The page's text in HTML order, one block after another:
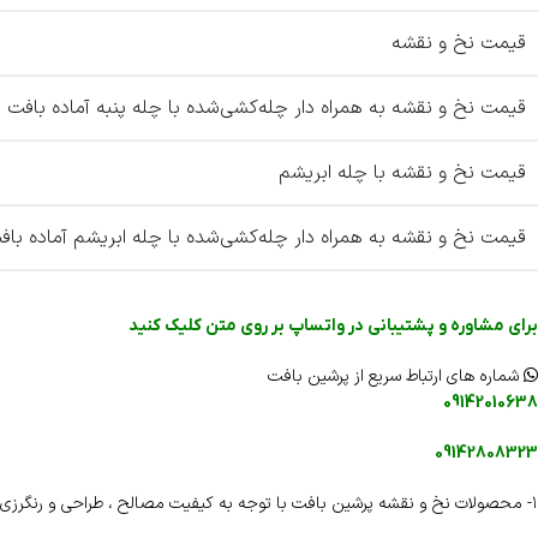
قیمت نخ و نقشه
قیمت نخ و نقشه به همراه دار چله‌کشی‌شده با چله پنبه آماده بافت
قیمت نخ و نقشه با چله ابریشم
قیمت نخ و نقشه به همراه دار چله‌کشی‌شده با چله ابریشم آماده
برای مشاوره و پشتیبانی در واتساپ بر روی متن کلیک کنید
شماره های ارتباط سریع از پرشین بافت
09142010638
09142808323
۱- محصولات نخ و نقشه پرشین بافت با توجه به کیفیت مصالح ، طراحی و رنگرزی دارای شناسنامه اختصاصی و هولوگرام اختصاصی می باشند .